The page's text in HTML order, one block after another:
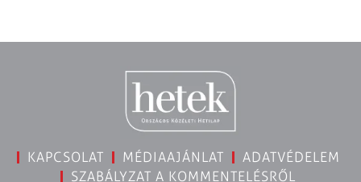
KAPCSOLAT MÉDIAAJÁNLAT
ADATVÉDELEM
SZABÁLYZAT A KOMMENTELÉSRŐL